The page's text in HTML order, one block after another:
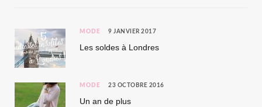
MODE 9 JANVIER 2017
Les soldes à Londres
MODE 23 OCTOBRE 2016
Un an de plus